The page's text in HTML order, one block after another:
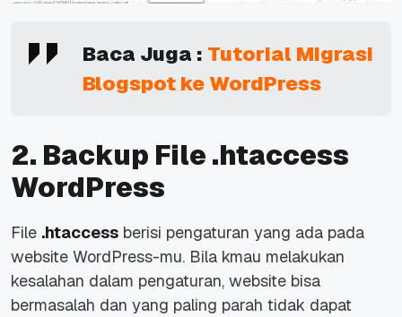
Baca Juga : Tutorial Migrasi
Blogspot ke WordPress
2. Backup File .htaccess
WordPress
File .htaccess berisi pengaturan yang ada pada
website WordPress-mu. Bila kmau melakukan
kesalahan dalam pengaturan, website bisa
bermasalah dan yang paling parah tidak dapat